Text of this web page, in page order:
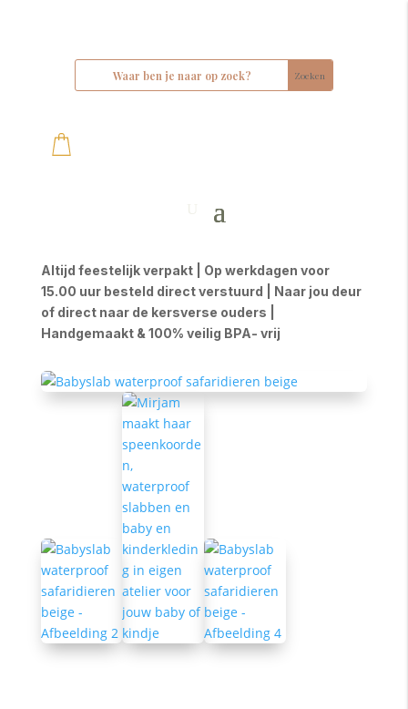
Altijd feestelijk verpakt | Op werkdagen voor
15.00 uur besteld direct verstuurd | Naar jou deur
of direct naar de kersverse ouders |
Handgemaakt & 100% veilig BPA- vrij